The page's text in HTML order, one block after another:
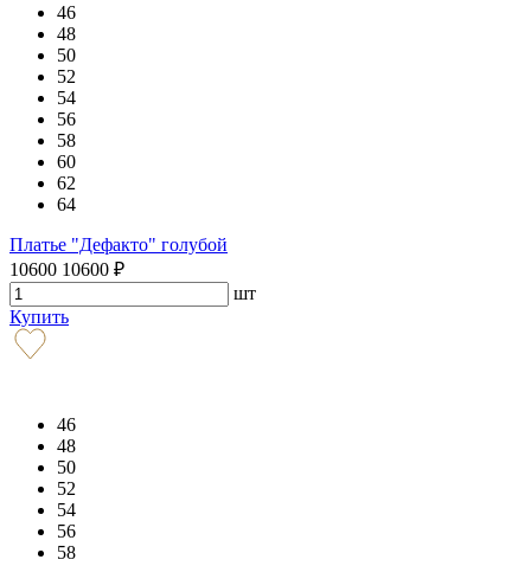
46
48
50
52
54
56
58
60
62
64
Платье "Дефакто" голубой
10600 10600 ₽
шт
Купить
46
48
50
52
54
56
58